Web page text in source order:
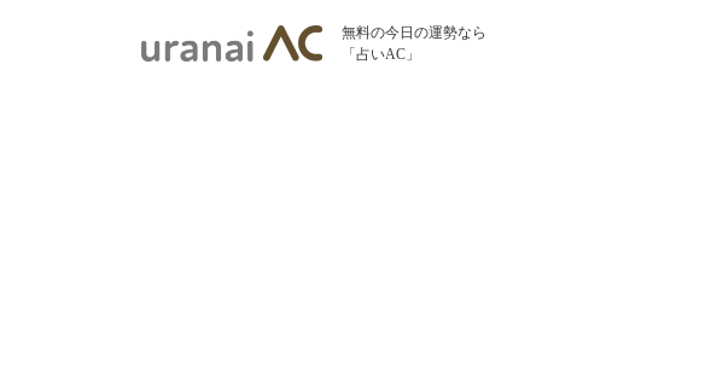
無料の今日の運勢なら
「占いAC」